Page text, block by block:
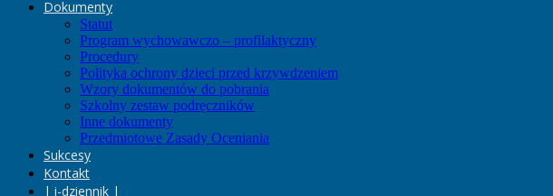
Dokumenty
Statut
Program wychowawczo – profilaktyczny
Procedury
Polityka ochrony dzieci przed krzywdzeniem
Wzory dokumentów do pobrania
Szkolny zestaw podręczników
Inne dokumenty
Przedmiotowe Zasady Oceniania
Sukcesy
Kontakt
| i-dziennik |